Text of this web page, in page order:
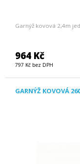
Garnýž kovová 2,4m
964 Kč
797 Kč bez DPH
GARNÝŽ KOVOVÁ